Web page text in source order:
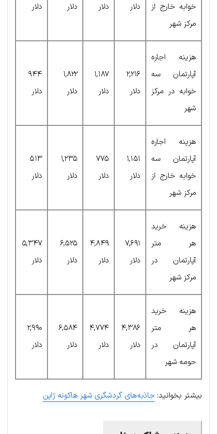
خوابه خارج از
مرکز شهر
دلار
دلار
دلار
دلار
هزینه اجاره
آپارتمان سه
خوابه در مرکز
شهر
۲,۲۱۶
دلار
۱,۱۸۷
دلار
۱,۸۲۲
دلار
۹۴۴
دلار
هزینه اجاره
آپارتمان سه
خوابه خارج از
مرکز شهر
۱,۱۵۱
دلار
۷۷۵
دلار
۱,۲۳۵
دلار
۵۱۳
دلار
هزینه خرید
هر متر
آپارتمان در
مرکز شهر
۷,۶۹۱
دلار
۴,۸۴۹
دلار
۶,۵۲۵
دلار
۵,۳۴۷
دلار
هزینه خرید
هر متر
آپارتمان در
حومه شهر
۴,۳۸۶
دلار
۴,۷۷۴
دلار
۶,۵۸۴
دلار
۲,۹۹۰
دلار
بیشتر بخوانید: جاذبه‌های گردشگری شهر هاکونه ژاپن